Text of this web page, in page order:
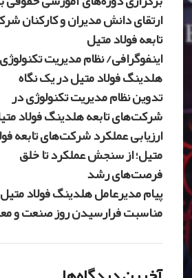
ارتقای دانش مدیران و کارکنان
تابعه فولاد متیل
اینفوگرافی/ نظام مدیریت تکنولوژی
هلدینگ فولاد متیل در یک نگاه
تدوین نظام مدیریت تکنولوژی در
شرکت‌های تابعه هلدینگ فولاد
ارزیابی عملکرد شرکت‌های تابعه
متیل؛ از سنجش عملکرد تا خلق
فرصت‌های رشد
پیام مدیرعامل هلدینگ فولاد
مناسبت فرارسیدن روز صنعت و